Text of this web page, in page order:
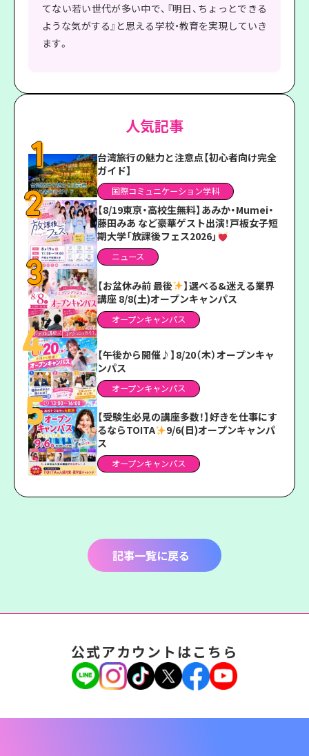
てない若い世代が多い中で、『明日、ちょっとできる
ような気がする』と思える学校・教育を実現していき
ます。
人気記事
台湾旅行の魅力と注意点【初心者向け完全
ガイド】
国際コミュニケーション学科
【8/19東京・高校生無料】あみか・Mumei・
藤田みあ など豪華ゲスト出演！戸板女子短
期大学「放課後フェス2026」
ニュース
【お盆休み前 最後
】選べる&迷える業界
講座 8/8(土)オープンキャンパス
オープンキャンパス
【午後から開催♪】8/20（木）オープンキャ
ンパス
オープンキャンパス
【受験生必見の講座多数！】好きを仕事にす
るならTOITA
9/6(日)オープンキャンパ
ス
オープンキャンパス
記事一覧に戻る
公式アカウントはこちら